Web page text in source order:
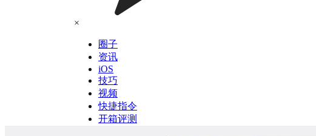
×
圈子
资讯
iOS
技巧
视频
快捷指令
开箱评测